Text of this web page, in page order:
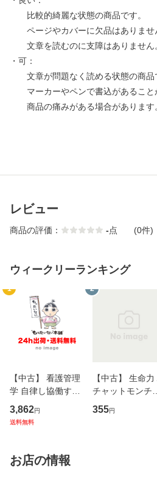
比較的綺麗な状態の商品です。
ページやカバーに欠品はありませ
文章を読むのに支障はありません
・可：
文章が問題なく読める状態の商品
マーカーやペンで書込があること
商品の痛みがある場合があります
レビュー
商品の評価： -点 (0件)
ウィークリーランキング
1
【中古】 看護管理
学 自律し協働する
専門職の看護マネ
ジメントスキル 改
恵 藤本幸三 / 南江
堂 [単行
3,862円
送料無料
2
【中古】 生命力
チャットモンチ
キューンレコード
[CD]【メール便送
355円
お店の情報